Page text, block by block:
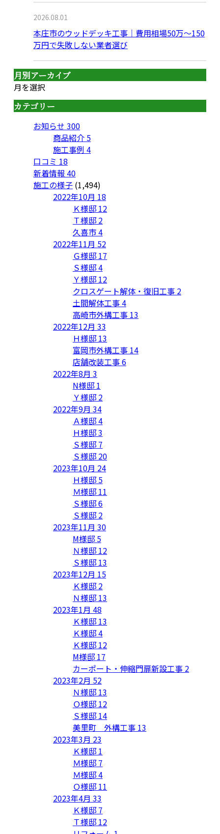
2026.08.01
本庄市のウッドデッキ工事｜費用相場50万〜150
万円で失敗しない業者選び
月別アーカイブ
月を選択
カテゴリー
お知らせ 300
商品紹介 5
施工事例 4
口コミ 18
新着情報 40
施工の様子 (1,494)
2022年10月 18
Ｋ様邸 12
Ｔ様邸 2
久喜市4
2022年11月 52
Ｇ様邸 17
Ｓ様邸4
Ｙ様邸 12
クロスゲート解体・復旧工事 2
土間解体工事4
高崎市外構工事 13
2022年12月 33
Ｈ様邸 13
富岡市外構工事 14
店舗改装工事6
2022年8月 3
N様邸 1
Ｙ様邸 2
2022年9月 34
Ａ様邸4
Ｈ様邸3
Ｓ様邸 7
Ｓ様邸 20
2023年10月 24
Ｈ様邸 5
Ｍ様邸 11
Ｓ様邸6
Ｓ様邸 2
2023年11月 30
M様邸 5
Ｎ様邸 12
Ｓ様邸 13
2023年12月 15
Ｋ様邸 2
Ｎ様邸 13
2023年1月 48
Ｋ様邸 13
Ｋ様邸4
Ｋ様邸 12
M様邸 17
カーポート・伸縮門扉新設工事 2
2023年2月 52
Ｎ様邸 13
Ｏ様邸 12
Ｓ様邸 14
美里町 外構工事 13
2023年3月 23
Ｋ様邸 1
Ｍ様邸 7
Ｍ様邸4
Ｏ様邸 11
2023年4月 33
Ｋ様邸 7
Ｔ様邸 12